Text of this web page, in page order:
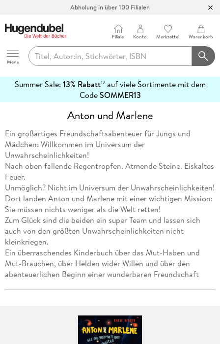
Abholung in über 100 Filialen
Hugendubel
Menu
Filiale Konto Merkzettel Warenkorb
Summer Sale: 13% Rabatt12auf viele Sortimente mit dem
CodeSOMMER13
erfahren
Anton und Marlene
Ein großartiges Freundschaftsabenteuer für Jungs und
Mädchen: Willkommen im Universum der
Unwahrscheinlichkeiten!
Nach oben fallende Regentropfen. Atmende Steine. Eiskaltes
Feuer.
Unmöglich? Nicht im Universum der Unwahrscheinlichkeiten!
Dort landen Anton und Marlene mit einer wichtigen Mission:
Sie müssen nichts weniger als die Welt retten!
Zum Glück sind die beiden ein super Team und lassen sich
auch von den größten Unwahrscheinlichkeiten nicht
kleinkriegen.
Ein überraschendes Kinderbuch über das Mut-Haben und
Mut-Brauchen, über Helden wider Willen und über den
abenteuerlichen Beginn einer wunderbaren Freundschaft